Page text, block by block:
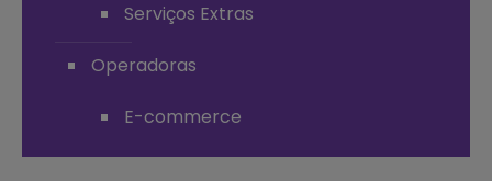
Serviços Extras
Operadoras
E-commerce